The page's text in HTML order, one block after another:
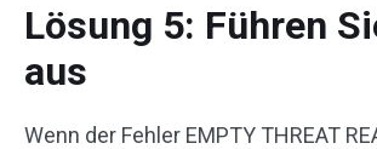
Lösung 5: Führen
aus
Wenn der Fehler EMPTY THREAT